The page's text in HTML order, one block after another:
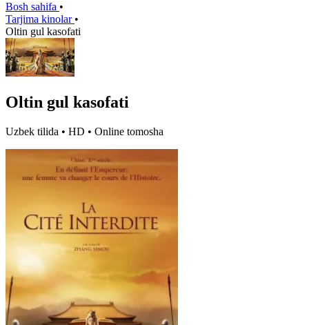
Bosh sahifa •
Tarjima kinolar •
Oltin gul kasofati
Oltin gul kasofati
Uzbek tilida • HD • Online tomosha